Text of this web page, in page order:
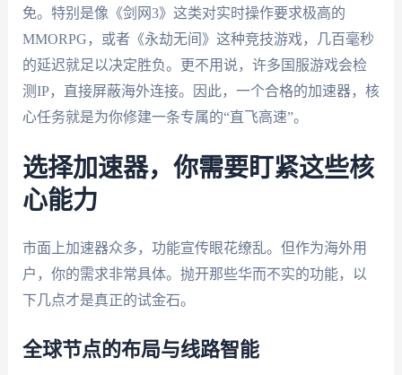
免。特别是像《剑网3》这类对实时操作要求极高的
MMORPG，或者《永劫无间》这种竞技游戏，几百毫秒
的延迟就足以决定胜负。更不用说，许多国服游戏会检
测IP，直接屏蔽海外连接。因此，一个合格的加速器，核
心任务就是为你修建一条专属的“直飞高速”。
选择加速器，你需要盯紧这些核
心能力
市面上加速器众多，功能宣传眼花缭乱。但作为海外用
户，你的需求非常具体。抛开那些华而不实的功能，以
下几点才是真正的试金石。
全球节点的布局与线路智能